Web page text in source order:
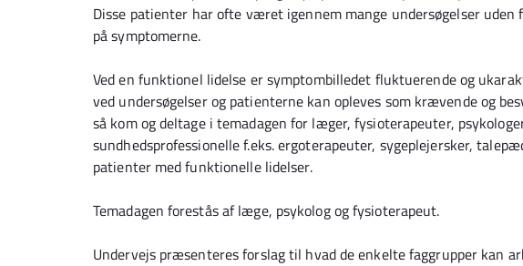
Disse patienter har ofte været igennem mange undersøgelser
på symptomerne.
Ved en funktionel lidelse er symptombilledet fluktuerende og
ved undersøgelser og patienterne kan opleves som krævende og
så kom og deltage i temadagen for læger, fysioterapeuter,
sundhedsprofessionelle f.eks. ergoterapeuter, sygeplejersker,
patienter med funktionelle lidelser.
Temadagen forestås af læge, psykolog og fysioterapeut.
Undervejs præsenteres forslag til hvad de enkelte faggrupper kan